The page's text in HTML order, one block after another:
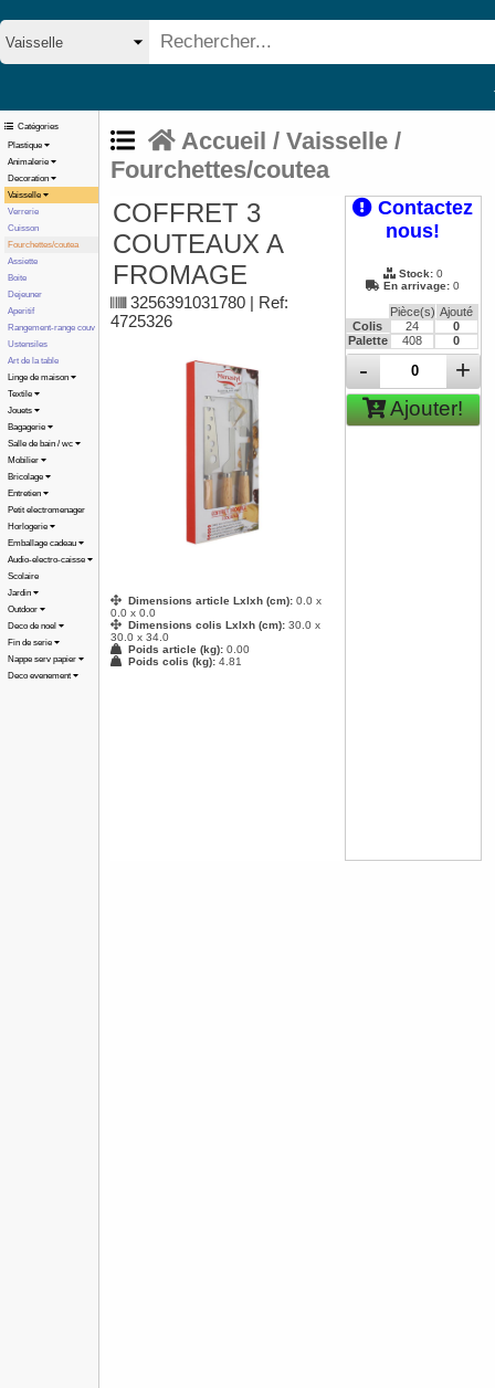
Catégories
Plastique
Animalerie
Decoration
Vaisselle
Verrerie
Cuisson
Fourchettes/coutea
Assiette
Boite
Dejeuner
Aperitif
Rangement-range couv
Ustensiles
Art de la table
Linge de maison
Textile
Jouets
Bagagerie
Salle de bain / wc
Mobilier
Bricolage
Entretien
Petit electromenager
Horlogerie
Emballage cadeau
Audio-electro-caisse
Scolaire
Jardin
Outdoor
Deco de noel
Fin de serie
Nappe serv papier
Deco evenement
Accueil / Vaisselle /
Fourchettes/coutea
COFFRET 3
COUTEAUX A
FROMAGE
3256391031780 | Ref:
4725326
Dimensions article Lxlxh (cm): 0.0 x
0.0 x 0.0
Dimensions colis Lxlxh (cm): 30.0 x
30.0 x 34.0
Poids article (kg): 0.00
Poids colis (kg): 4.81
Contactez
nous!
Stock:0
En arrivage: 0
Pièce(s) Ajouté
Colis
24
0
Palette
408 0
- +
Ajouter!